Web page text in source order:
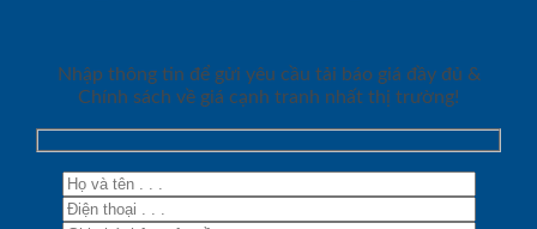
Nhập thông tin để gửi yêu cầu tải báo giá đầy đủ &
Chính sách về giá cạnh tranh nhất thị trường!